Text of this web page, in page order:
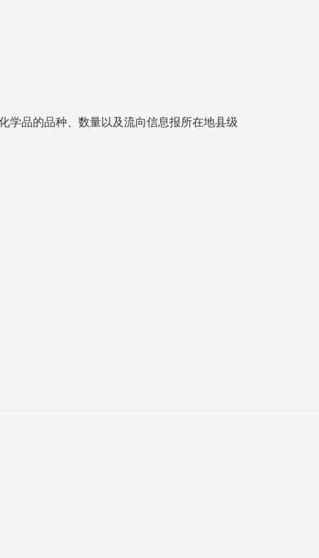
学品的品种、数量以及流向信息报所在地县级